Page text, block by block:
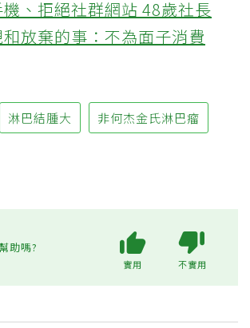
、拒絕社群網站 48歲社長
放棄的事：不為面子消費
淋巴結腫大 非何杰金氏淋巴瘤
助嗎?
實用 不實用